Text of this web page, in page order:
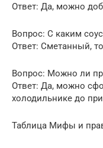
Ответ: Да, можно
Вопрос: С каким
Ответ: Сметанный,
Вопрос: Можно ли
Ответ: Да, можно
холодильнике до
Таблица Мифы и